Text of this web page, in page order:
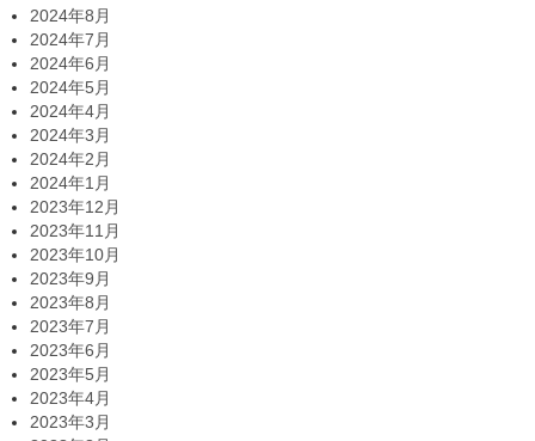
2024年8月
2024年7月
2024年6月
2024年5月
2024年4月
2024年3月
2024年2月
2024年1月
2023年12月
2023年11月
2023年10月
2023年9月
2023年8月
2023年7月
2023年6月
2023年5月
2023年4月
2023年3月